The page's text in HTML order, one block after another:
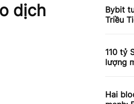
dịch
Bybit
Triều
110 tỷ
lượng
Hai